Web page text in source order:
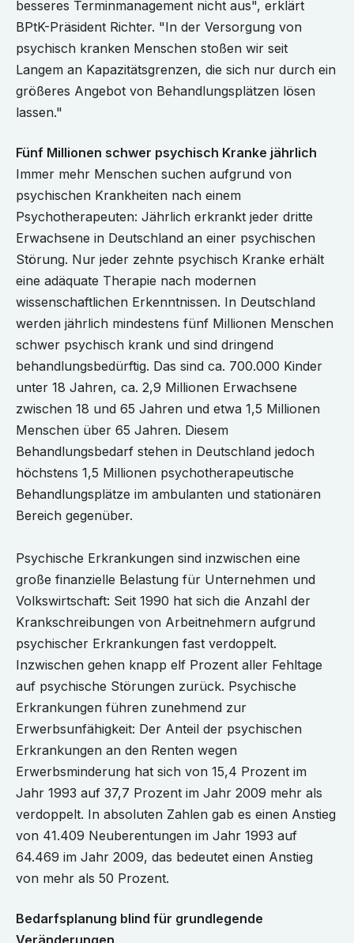
besseres Terminmanagement nicht aus", erklärt
BPtK-Präsident Richter. "In der Versorgung von
psychisch kranken Menschen stoßen wir seit
Langem an Kapazitätsgrenzen, die sich nur durch ein
größeres Angebot von Behandlungsplätzen lösen
lassen."
Fünf Millionen schwer psychisch Kranke jährlich
Immer mehr Menschen suchen aufgrund von
psychischen Krankheiten nach einem
Psychotherapeuten: Jährlich erkrankt jeder dritte
Erwachsene in Deutschland an einer psychischen
Störung. Nur jeder zehnte psychisch Kranke erhält
eine adäquate Therapie nach modernen
wissenschaftlichen Erkenntnissen. In Deutschland
werden jährlich mindestens fünf Millionen Menschen
schwer psychisch krank und sind dringend
behandlungsbedürftig. Das sind ca. 700.000 Kinder
unter 18 Jahren, ca. 2,9 Millionen Erwachsene
zwischen 18 und 65 Jahren und etwa 1,5 Millionen
Menschen über 65 Jahren. Diesem
Behandlungsbedarf stehen in Deutschland jedoch
höchstens 1,5 Millionen psychotherapeutische
Behandlungsplätze im ambulanten und stationären
Bereich gegenüber.
Psychische Erkrankungen sind inzwischen eine
große finanzielle Belastung für Unternehmen und
Volkswirtschaft: Seit 1990 hat sich die Anzahl der
Krankschreibungen von Arbeitnehmern aufgrund
psychischer Erkrankungen fast verdoppelt.
Inzwischen gehen knapp elf Prozent aller Fehltage
auf psychische Störungen zurück. Psychische
Erkrankungen führen zunehmend zur
Erwerbsunfähigkeit: Der Anteil der psychischen
Erkrankungen an den Renten wegen
Erwerbsminderung hat sich von 15,4 Prozent im
Jahr 1993 auf 37,7 Prozent im Jahr 2009 mehr als
verdoppelt. In absoluten Zahlen gab es einen Anstieg
von 41.409 Neuberentungen im Jahr 1993 auf
64.469 im Jahr 2009, das bedeutet einen Anstieg
von mehr als 50 Prozent.
Bedarfsplanung blind für grundlegende